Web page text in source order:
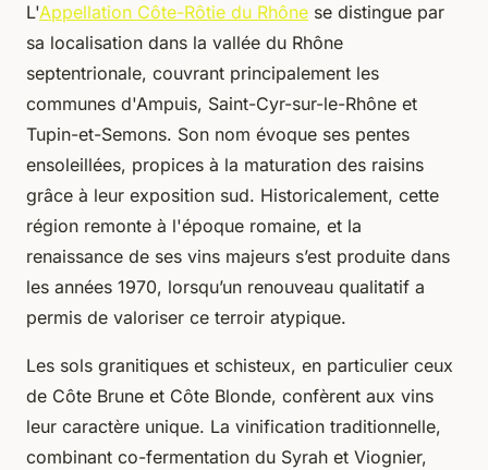
L'Appellation Côte-Rôtie du Rhône se distingue par
sa localisation dans la vallée du Rhône
septentrionale, couvrant principalement les
communes d'Ampuis, Saint-Cyr-sur-le-Rhône et
Tupin-et-Semons. Son nom évoque ses pentes
ensoleillées, propices à la maturation des raisins
grâce à leur exposition sud. Historicalement, cette
région remonte à l'époque romaine, et la
renaissance de ses vins majeurs s’est produite dans
les années 1970, lorsqu’un renouveau qualitatif a
permis de valoriser ce terroir atypique.
Les sols granitiques et schisteux, en particulier ceux
de Côte Brune et Côte Blonde, confèrent aux vins
leur caractère unique. La vinification traditionnelle,
combinant co-fermentation du Syrah et Viognier,